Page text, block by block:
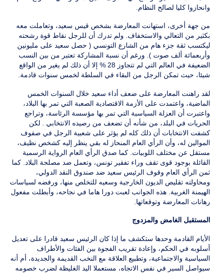
وانحازوا كليا لصالح النظام.
من جهة أخرى، استهانت المعارضة بشخص قيس سعيد، وتعاملت معه
بكثير من التعالي والاستخفاف. ولم تدرك أن للرجل نقاط قوة رشحته
ليكتسب ثقة جزء هام من الشارع التونسي ( حصل سعيد على مليونين
وأربعمائة ألف صوت ). ورغم أن نسبة المشاركة تعتبر من بين النسب
الضعيفة في العالم التي لم تتجاوز 28 % إلا أن ذلك لم يغير من الواقع
شيئا، حيث تمكن الرجل من البقاء في السلطة لخمس سنوات قادمة.
لقد راهنت المعارضة على ضعف أداء سعيد خلال السنوات الخمس
الماضية، واعتمدت على الأزمة الاقتصادية الصعبة التي تمر بها البلاد،
واعتبرت أن العزلة السياسية التي تمر بها مؤسسة الرئاسة، وتراجع
الحريات في البلد، من شأنه أن تضعف من رصيده الانتخابي . لكن
كشفت الانتخابات أن ذلك كله لم يؤثر على شعبية الرجل في صفوف
الموالين له، وأن الرأي العام المنحاز له بقي ينظر إليه كشخص نظيف،
مستقل عن مختلف اللوبيات. كما صدق الرأي العام الرواية الرسمية
القائلة بوجود قوى تقف وراء تفقير تونس، وتعمل ضد مصلحة البلاد. كما
ثمن الرأي العام وقوف الرئيس سعيد ضد صندوق النقد الدولي،
ومحاولته تقليص الديون الخارجية وسعيه للتخلص منها، ورفضه لسياسات
الهيمنة الغربية. هذه الجوانب لعبت دورا هاما في نجاحه، وأبطلت مفعول
رهانات المعارضة وتوقعاتها.
المستقبل الغامض والمزدوج
الأيام القادمة وحدها ستكشف ما إذا كان الرئيس سعيد قادرا على تعديل
أسلوبه في الحكم، وإعادة تقريب الفجوة بين الفئات والأطراف
السياسية والاجتماعية، وتطبيع العلاقة مع النخب القديمة والجديدة، أم أنه
سيواصل السير في نفس الاتجاه، مستعملا اليد الغليظة لضرب خصومه